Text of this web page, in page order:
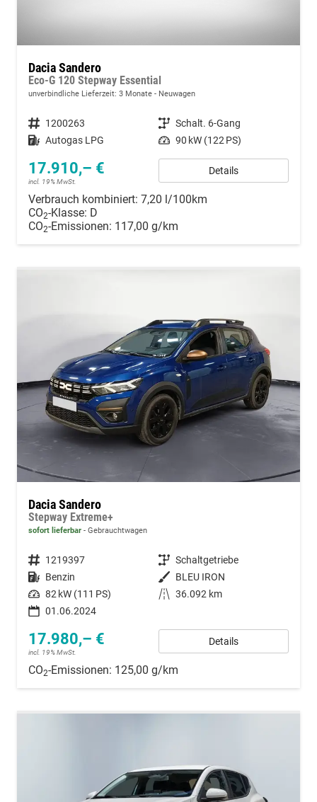
Dacia Sandero
Eco-G 120 Stepway Essential
unverbindliche Lieferzeit: 3 Monate Neuwagen
Fahrzeugnummer 1200263 Getriebe Schalt. 6-Gang
Kraftstoff Autogas LPG Leistung 90 kW (122 PS)
17.910,– €
incl. 19% MwSt.
Details
Verbrauch kombiniert: 7,20 l/100km
CO2-Klasse: D
CO2-Emissionen: 117,00 g/km
Dacia Sandero
Stepway Extreme+
sofort lieferbar Gebrauchtwagen
Fahrzeugnummer 1219397 Getriebe Schaltgetriebe
Kraftstoff Benzin Außenfarbe BLEU IRON
Leistung 82 kW (111 PS) Kilometerstand 36.092 km
01.06.2024
17.980,– €
incl. 19% MwSt.
Details
CO2-Emissionen: 125,00 g/km